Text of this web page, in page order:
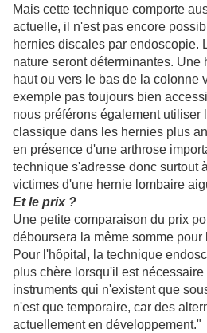
Mais cette technique comporte
actuelle, il n'est pas encore
hernies discales par endoscopie.
nature seront déterminantes. Une
haut ou vers le bas de la colonne
exemple pas toujours bien
nous préférons également utiliser
classique dans les hernies plus
en présence d'une arthrose
technique s'adresse donc surtout
victimes d'une hernie lombaire
Et le prix ?
Une petite comparaison du prix
déboursera la même somme
Pour l'hôpital, la technique
plus chère lorsqu'il est
instruments qui n'existent que
n'est que temporaire, car des
actuellement en développement."